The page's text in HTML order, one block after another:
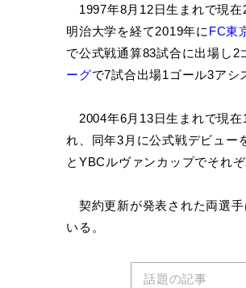
1997年8月12日生まれで現在
明治大学を経て2019年に FC東
で公式戦通算83試合に出場し2
ーグで7試合出場1ゴール3アシ
2004年6月13日生まれで現在
れ、同年3月に公式戦デビュー
とYBCルヴァンカップでそれ
契約更新が発表された両選手
いる。
話題の記事